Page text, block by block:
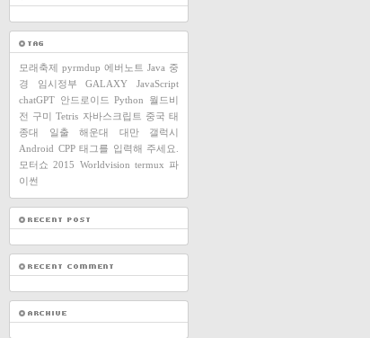
모래축제 pyrmdup 에버노트 Java 중
경
임시정부 GALAXY
JavaScript
chatGPT 안드로이드 Python
월드비
전 구미 Tetris 자바스크립트 중국 태
종대
일출 해운대 대만
갤럭시
Android CPP 태그를 입력해 주세요.
모터쇼 2015 Worldvision termux 파
이썬